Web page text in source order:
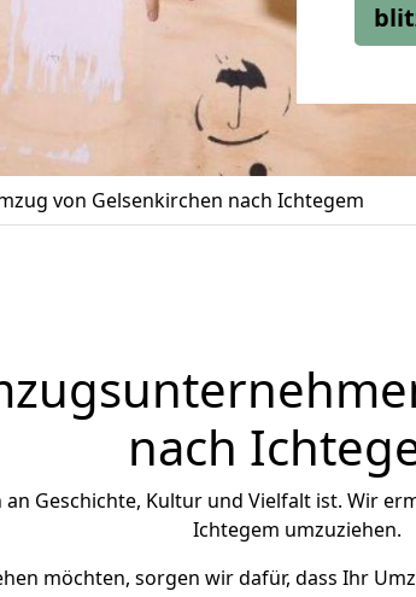
von Gelsenkirchen nach Ichtegem
nach
Geschichte, Kultur und Vielfalt ist. Wir
Ichtegem umzuziehen.
möchten, sorgen wir dafür, dass Ihr